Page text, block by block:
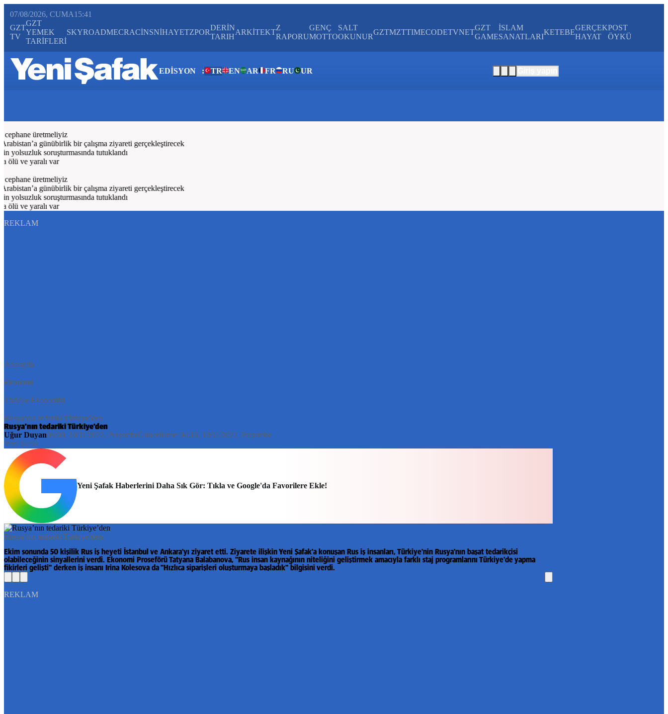
07/08/2026, CUMA15:41
GZT
TV
GZT
YEMEK
TARİFLERİ
SKYROADMECRACİNSNİHAYETZPOR
DERİN
TARIH
ARKİTEKT
Z
RAPORU
GENÇ
MOTTO
SALT
OKUNUR
GZTMZTTIMECODETVNET
GZT
GAME
İSLAM
SANATLARI
KETEBE
GERÇEK
HAYAT
POST
ÖYKÜ
EDİSYON : TR EN AR FR RU UR
üretmeliyiz
günübirlik bir çalışma ziyareti gerçekleştirecek
soruşturmasında tutuklandı
ve yaralı var
üretmeliyiz
günübirlik bir çalışma ziyareti gerçekleştirecek
soruşturmasında tutuklandı
ve yaralı var
REKLAM
Anasayfa
Ekonomi
Türkiye Ekonomisi
Rusya’nın tedariki Türkiye’den
Rusya’nın tedariki Türkiye’den
Uğur Duyan04:00, 10/11/2022, PerşembeGüncelleme: 04:16, 10/11/2022, Perşembe
Yeni Şafak
Yeni Şafak Haberlerini Daha Sık Gör: Tıkla ve Google'da Favorilere Ekle!
Rusya’nın tedariki Türkiye’den.
Ekim sonunda 50 kişilik Rus iş heyeti İstanbul ve Ankara'yı ziyaret etti. Ziyarete ilişkin Yeni Şafak'a konuşan Rus iş insanları, Türkiye'nin Rusya'nın başat tedarikçisi
olabileceğinin sinyallerini verdi. Ekonomi Proseförü Tatyana Balabanova, "Rus insan kaynağının niteliğini geliştirmek amacıyla farklı staj programlarını Türkiye'de yapma
fikirleri gelişti" derken iş insanı Irina Kolesova da "Hızlıca siparişleri oluşturmaya başladık" bilgisini verdi.
REKLAM